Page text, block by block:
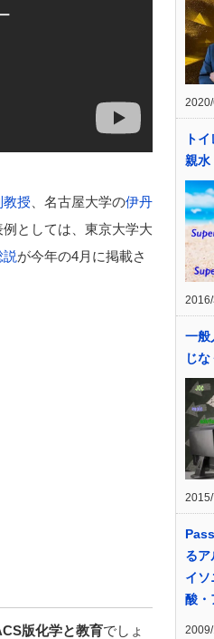
教授 名古屋大学の伊丹
としては、東京大学大
説が今年の4月に掲載さ
版化学と教育でしょ
ト
親水
一般
じ
るア
イソ
酸・